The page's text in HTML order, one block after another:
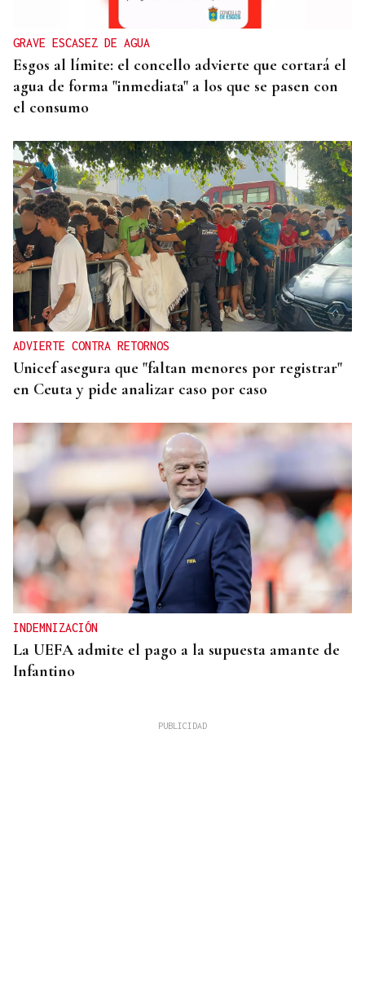
GRAVE ESCASEZ DE AGUA
Esgos al límite: el concello advierte que cortará el
agua de forma "inmediata" a los que se pasen con
el consumo
ADVIERTE CONTRA RETORNOS
Unicef asegura que "faltan menores por registrar"
en Ceuta y pide analizar caso por caso
INDEMNIZACIÓN
La UEFA admite el pago a la supuesta amante de
Infantino